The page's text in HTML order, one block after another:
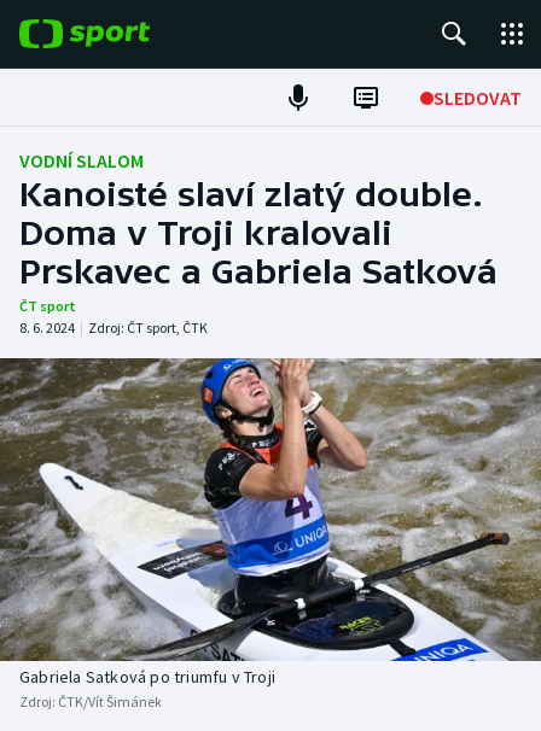
SLEDOVAT
Fotbal
Hokej
Tenis
Atletika
Cyklistika
DALŠÍ SPORTY
Americký fotbal
Baseball a softbal
Basketbal
Biatlon
NEPŘEHLÉDNĚTE
Soutěže
Historické návraty
Aplikace ČT sport
VODNÍ SLALOM
Kanoisté slaví zlatý double.
Doma v Troji kralovali
Prskavec a Gabriela Satková
ČT sport
8. 6. 2024 | Zdroj: ČT sport, ČTK
Gabriela Satková po triumfu v Troji
Zdroj: ČTK/Vít Šimánek